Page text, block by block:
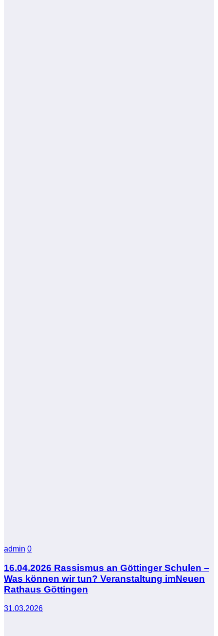
admin 0
16.04.2026 Rassismus an Göttinger Schulen –
Was können wir tun? Veranstaltung imNeuen
Rathaus Göttingen
31.03.2026